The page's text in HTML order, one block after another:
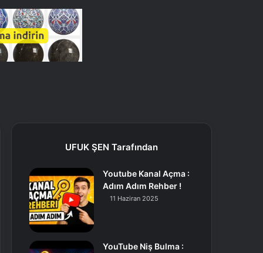
UFUK ŞEN Tarafından
Youtube Kanal Açma :
Adım Adım Rehber !
11 Haziran 2025
YouTube Niş Bulma :